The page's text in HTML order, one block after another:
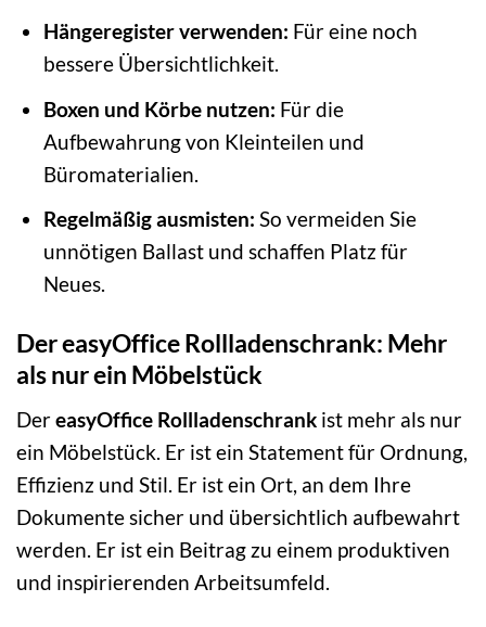
Hängeregister verwenden: Für eine noch
bessere Übersichtlichkeit.
Boxen und Körbe nutzen: Für die
Aufbewahrung von Kleinteilen und
Büromaterialien.
Regelmäßig ausmisten: So vermeiden Sie
unnötigen Ballast und schaffen Platz für
Neues.
Der easyOffice Rollladenschrank: Mehr
als nur ein Möbelstück
DereasyOffice Rollladenschrank ist mehr als nur
ein Möbelstück. Er ist ein Statement für Ordnung,
Effizienz und Stil. Er ist ein Ort, an dem Ihre
Dokumente sicher und übersichtlich aufbewahrt
werden. Er ist ein Beitrag zu einem produktiven
und inspirierenden Arbeitsumfeld.